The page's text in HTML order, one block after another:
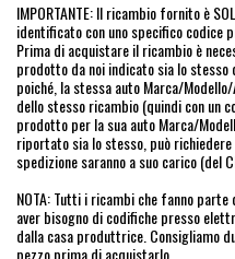
IMPORTANTE: Il ricambio fornito è
identificato con uno specifico codice
Prima di acquistare il ricambio è
prodotto da noi indicato sia lo stesso
poiché, la stessa auto Marca/
dello stesso ricambio (quindi con un
prodotto per la sua auto Marca/
riportato sia lo stesso, può
spedizione saranno a suo carico (del
NOTA: Tutti i ricambi che fanno
aver bisogno di codifiche presso
dalla casa produttrice. Consigliamo
pezzo prima di acquistarlo.